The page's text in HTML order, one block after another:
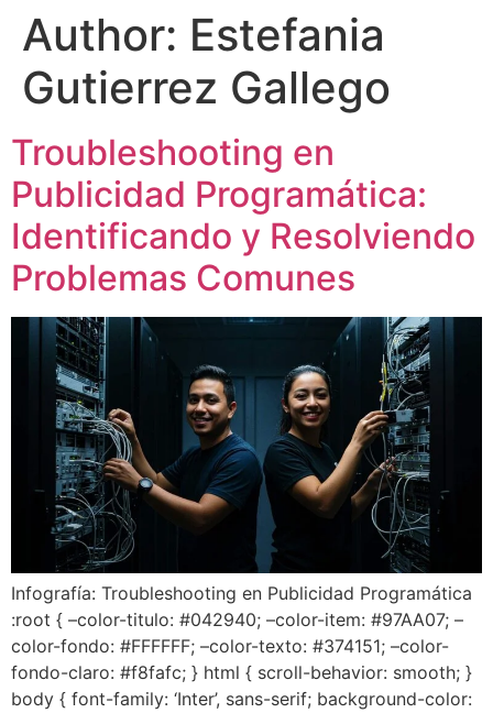
Author: Estefania
Gutierrez Gallego
Troubleshooting en
Publicidad Programática:
Identificando y Resolviendo
Problemas Comunes
Infografía: Troubleshooting en Publicidad Programática
:root { –color-titulo: #042940; –color-item: #97AA07; –
color-fondo: #FFFFFF; –color-texto: #374151; –color-
fondo-claro: #f8fafc; } html { scroll-behavior: smooth; }
body { font-family: ‘Inter’, sans-serif; background-color: